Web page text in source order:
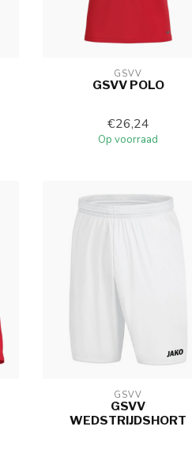
GSVV
GSVV POLO
€26,24
Op voorraad
GSVV
GSVV
WEDSTRIJDSHORT